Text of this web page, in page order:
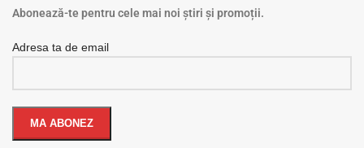
Abonează-te pentru cele mai noi știri și promoții.
Adresa ta de email